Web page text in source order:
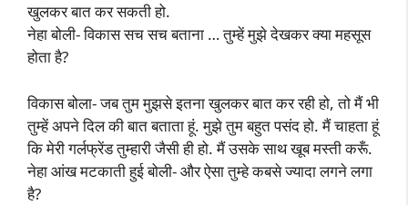
खुलकर बात कर सकती हो.
नेहा बोली- विकास सच सच बताना … तुम्हें मुझे देखकर क्या महसूस
होता है?
विकास बोला- जब तुम मुझसे इतना खुलकर बात कर रही हो, तो मैं भी
तुम्हें अपने दिल की बात बताता हूं. मुझे तुम बहुत पसंद हो. मैं चाहता हूं
कि मेरी गर्लफ्रेंड तुम्हारी जैसी ही हो. मैं उसके साथ खूब मस्ती करूँ.
नेहा आंख मटकाती हुई बोली- और ऐसा तुम्हे कबसे ज्यादा लगने लगा
है?